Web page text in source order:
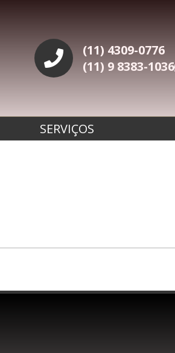
(11) 4309-0776
(11) 9 8383-1036
SERVIÇOS